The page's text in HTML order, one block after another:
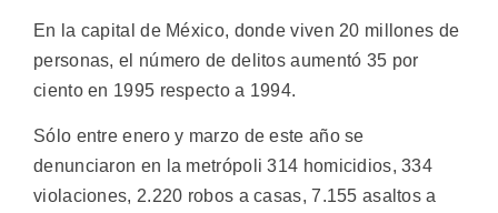
En la capital de México, donde viven 20 millones de
personas, el número de delitos aumentó 35 por
ciento en 1995 respecto a 1994.
Sólo entre enero y marzo de este año se
denunciaron en la metrópoli 314 homicidios, 334
violaciones, 2.220 robos a casas, 7.155 asaltos a